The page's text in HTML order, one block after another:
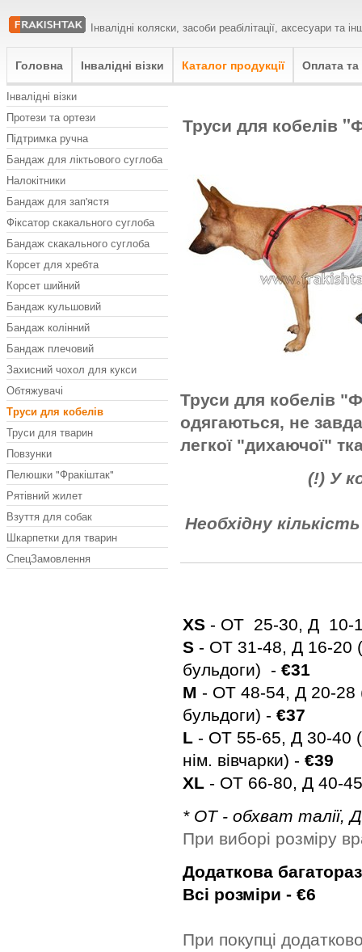
Інвалідні коляски, засоби реабілітації, аксесуари
Головна Інвалідні візки Каталог продукції Оплата
Інвалідні візки
Протези та ортези
Підтримка ручна
Бандаж для ліктьового суглоба
Налокітники
Бандаж для зап'ястя
Фіксатор скакального суглоба
Бандаж скакального суглоба
Корсет для хребта
Корсет шийний
Бандаж кульшовий
Бандаж колінний
Бандаж плечовий
Захисний чохол для кукси
Обтяжувачі
Труси для кобелів
Труси для тварин
Повзунки
Пелюшки "Фракіштак"
Рятівний жилет
Взуття для собак
Шкарпетки для тварин
СпецЗамовлення
Труси для кобелів
Труси для кобелів
одягаються, не
легкої "дихаючої"
(!) У
Необхідну
XS - ОТ 25-30, Д 10-15
S - ОТ 31-48, Д 16-20
бульдоги) - €31
M - ОТ 48-54, Д 20-28
бульдоги) - €37
L - ОТ 55-65, Д 30-40
нім. вівчарки) - €39
ХL - ОТ 66-80, Д 40-45
* ОТ - обхват талії,
При виборі розміру
Додаткова
Всі розміри - €6
При покупці